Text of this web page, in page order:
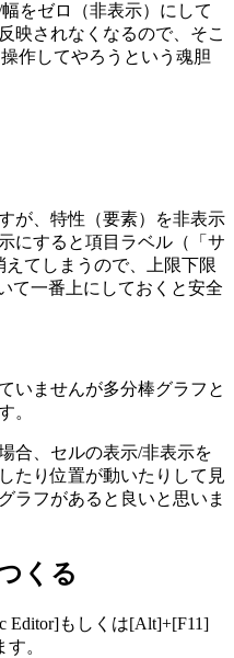
をゼロ（非表示）にして
映されなくなるので、そこ
作してやろうという魂胆
が、特性（要素）を非表示
にすると項目ラベル（「サ
てしまうので、上限下限
て一番上にしておくと安全
いませんが多分棒グラフと
。
合、セルの表示/非表示を
たり位置が動いたりして見
ラフがあると良いと思いま
くる
もしくは[Alt]+[F11]
。